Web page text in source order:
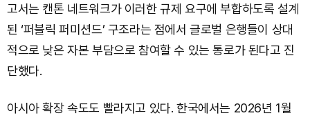
고서는 캔톤 네트워크가 이러한 규제 요구에 부합하도록 설계
된 ‘퍼블릭 퍼미션드’ 구조라는 점에서 글로벌 은행들이 상대
적으로 낮은 자본 부담으로 참여할 수 있는 통로가 된다고 진
단했다.
아시아 확장 속도도 빨라지고 있다. 한국에서는 2026년 1월